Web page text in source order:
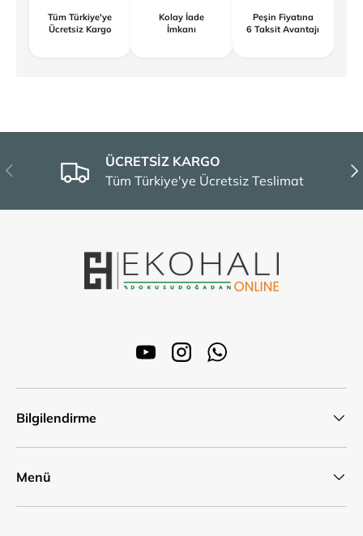
Tüm Türkiye'ye
Ücretsiz Kargo
Kolay İade
İmkanı
Peşin Fiyatına
6 Taksit Avantajı
Önceki
ÜCRETSİZ KARGO
Tüm Türkiye'ye Ücretsiz Teslimat
YouTubeInstagramWhatsApp
Bilgilendirme
Menü